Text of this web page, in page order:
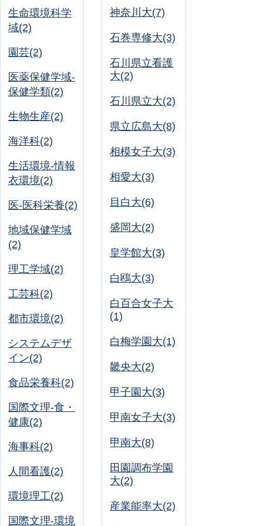
生命環境科学
域(2)
園芸(2)
医薬保健学域-
保健学類(2)
生物生産(2)
海洋科(2)
生活環境-情報
衣環境(2)
医-医科栄養(2)
地域保健学域
(2)
理工学域(2)
工芸科(2)
都市環境(2)
システムデザ
イン(2)
食品栄養科(2)
国際文理-食・
健康(2)
海事科(2)
人間看護(2)
環境理工(2)
国際文理-環境
神奈川大(7)
石巻専修大(3)
石川県立看護
大(2)
石川県立大(2)
県立広島大(8)
相模女子大(3)
相愛大(3)
目白大(6)
盛岡大(2)
皇学館大(3)
白鴎大(3)
白百合女子大
(1)
白梅学園大(1)
畿央大(2)
甲子園大(3)
甲南女子大(3)
甲南大(8)
田園調布学園
大(2)
産業能率大(2)